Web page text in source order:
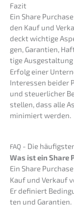
Fazit
Ein Share
den Kauf und
deckt wichti­ge
gen, Garan­tien,
ti­ge Ausge­stal­tung
Erfolg einer
Inter­es­sen beider
und steuer­li­cher
stel­len, dass alle
minimiert werden.
FAQ - Die
Was ist ein Share
Ein Share
Kauf und Verkauf
Er definiert
ten und Garantien.